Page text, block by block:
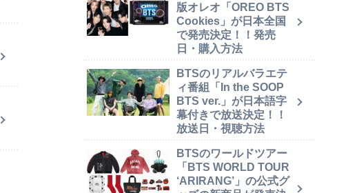
版オレオ「OREO BTS
Cookies」が日本全国
で発売決定！！発売
日・購入方法
BTSのリアルバラエテ
ィ番組「In the SOOP
BTS ver.」が日本語字
幕付きで放送決定！！
放送日・視聴方法
BTSのワールドツアー
「BTS WORLD TOUR
‘ARIRANG’」の公式グ